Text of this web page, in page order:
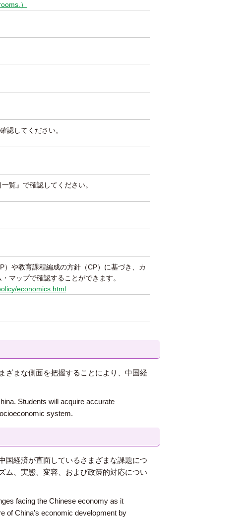
）
認してください。
覧』で確認してください。
や教育課程編成の方針（CP）に基づき、カ
マップで確認することができます。
economics.html
ざまな側面を把握することにより、中国経
Students will acquire accurate
system.
国経済が直面しているさまざまな課題につ
ム、実態、変容、および政策的対応につい
facing the Chinese economy as it
of China's economic development by